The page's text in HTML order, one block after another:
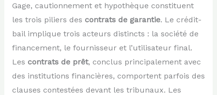
Gage, cautionnement et hypothèque constituent
les trois piliers des contrats de garantie. Le crédit-
bail implique trois acteurs distincts : la société de
financement, le fournisseur et l’utilisateur final.
Les contrats de prêt, conclus principalement avec
des institutions financières, comportent parfois des
clauses contestées devant les tribunaux. Les